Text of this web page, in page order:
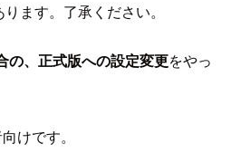
ます。了承ください。
の、正式版への設定変更をやっ
けです。